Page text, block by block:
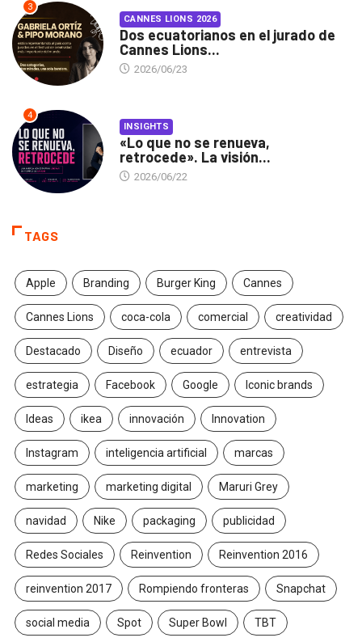
3
CANNES LIONS 2026
Dos ecuatorianos en el jurado de
Cannes Lions...
2026/06/23
4
INSIGHTS
«Lo que no se renueva,
retrocede». La visión...
2026/06/22
TAGS
Apple Branding Burger King Cannes
Cannes Lions coca-cola comercial creatividad
Destacado Diseño ecuador entrevista
estrategia Facebook Google Iconic brands
Ideas ikea innovación Innovation
Instagram inteligencia artificial marcas
marketing marketing digital Maruri Grey
navidad Nike packaging publicidad
Redes Sociales Reinvention Reinvention 2016
reinvention 2017 Rompiendo fronteras Snapchat
social media Spot Super Bowl TBT